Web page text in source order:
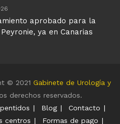
aprobado para la
ya en Canarias
© 2021 Gabinete de Urología y
derechos reservados.
Blog
Contacto
centros Formas de pago